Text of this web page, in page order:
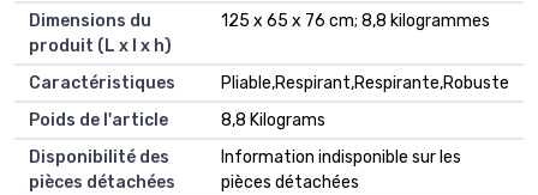
Dimensions du
produit (L x l x h)
‎125 x 65 x 76 cm; 8,8 kilogrammes
Caractéristiques
‎Pliable,Respirant,Respirante,Robuste
Poids de l'article
‎8,8 Kilograms
Disponibilité des
pièces détachées
‎Information indisponible sur les
pièces détachées